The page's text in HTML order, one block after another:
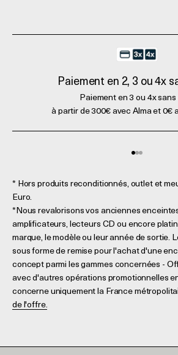
Paiement en 2, 3 ou 4x
Paiement en 3 ou 4x sans
à partir de 300€ avec Alma et 0€
* Hors produits reconditionnés, outlet et
Euro.
*Nous revalorisons vos anciennes
amplificateurs, lecteurs CD ou encore
marque, le modèle ou leur année de sortie.
sous forme de remise pour l'achat d'une
concept parmi les gammes concernées -
avec d'autres opérations promotionnelles
concerne uniquement la France
de l'offre.